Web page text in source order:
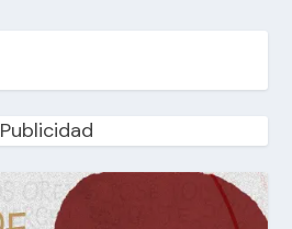
Publicidad